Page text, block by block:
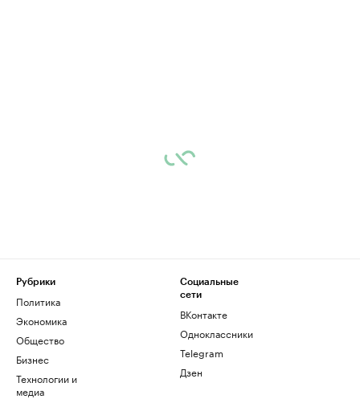
Рубрики
Политика
Экономика
Общество
Бизнес
Технологии и
медиа
Социальные
сети
ВКонтакте
Одноклассники
Telegram
Дзен